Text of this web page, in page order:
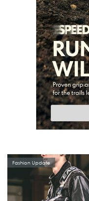
Fashion Update